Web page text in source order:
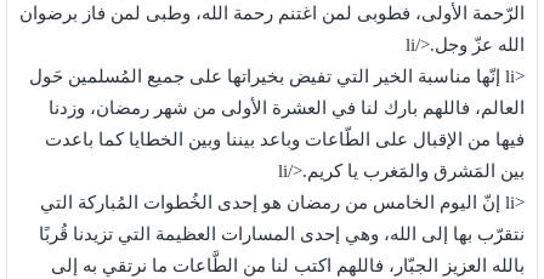
الرّحمة الأولى، فطوبى لمن اغتنم رحمة الله، وطبى لمن فاز برضوان
الله عزّ وجل.</li
<li إنّها مناسبة الخير التي تفيض بخيراتها على جميع المُسلمين حَول
العالم، فاللهم بارك لنا في العشرة الأولى من شهر رمضان، وزدنا
فيها من الإقبال على الطّاعات وباعد بيننا وبين الخطايا كما باعدت
بين المَشرق والمَغرب يا كريم.</li
<li إنّ اليوم الخامس من رمضان هو إحدى الخُطوات المُباركة التي
نتقرّب بها إلى الله، وهي إحدى المسارات العظيمة التي تزيدنا قُربًا
بالله العزيز الجبّار، فاللهم اكتب لنا من الطَّاعات ما نرتقي به إلى